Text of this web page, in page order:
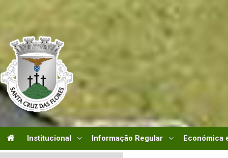
Institucional Informação Regular Económica